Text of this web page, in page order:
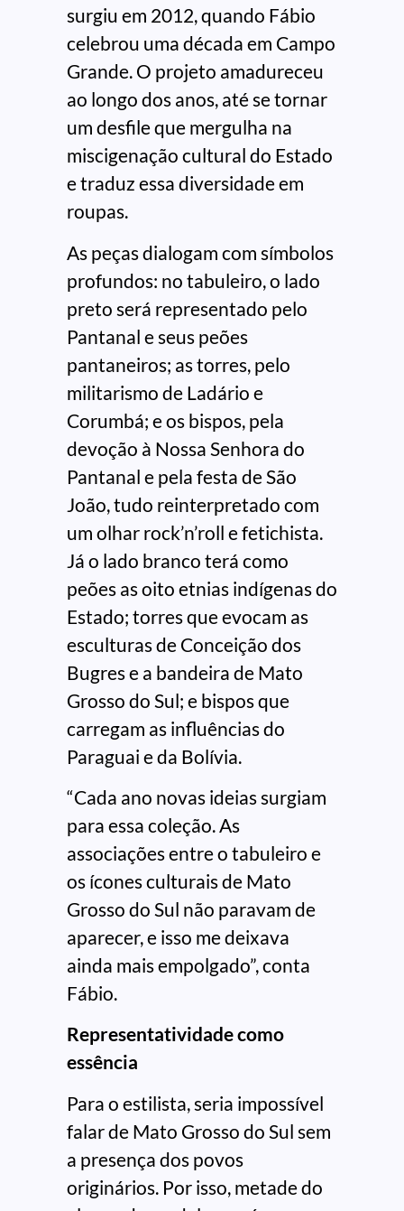
surgiu em 2012, quando Fábio
celebrou uma década em Campo
Grande. O projeto amadureceu
ao longo dos anos, até se tornar
um desfile que mergulha na
miscigenação cultural do Estado
e traduz essa diversidade em
roupas.
As peças dialogam com símbolos
profundos: no tabuleiro, o lado
preto será representado pelo
Pantanal e seus peões
pantaneiros; as torres, pelo
militarismo de Ladário e
Corumbá; e os bispos, pela
devoção à Nossa Senhora do
Pantanal e pela festa de São
João, tudo reinterpretado com
um olhar rock’n’roll e fetichista.
Já o lado branco terá como
peões as oito etnias indígenas do
Estado; torres que evocam as
esculturas de Conceição dos
Bugres e a bandeira de Mato
Grosso do Sul; e bispos que
carregam as influências do
Paraguai e da Bolívia.
“Cada ano novas ideias surgiam
para essa coleção. As
associações entre o tabuleiro e
os ícones culturais de Mato
Grosso do Sul não paravam de
aparecer, e isso me deixava
ainda mais empolgado”, conta
Fábio.
Representatividade como
essência
Para o estilista, seria impossível
falar de Mato Grosso do Sul sem
a presença dos povos
originários. Por isso, metade do